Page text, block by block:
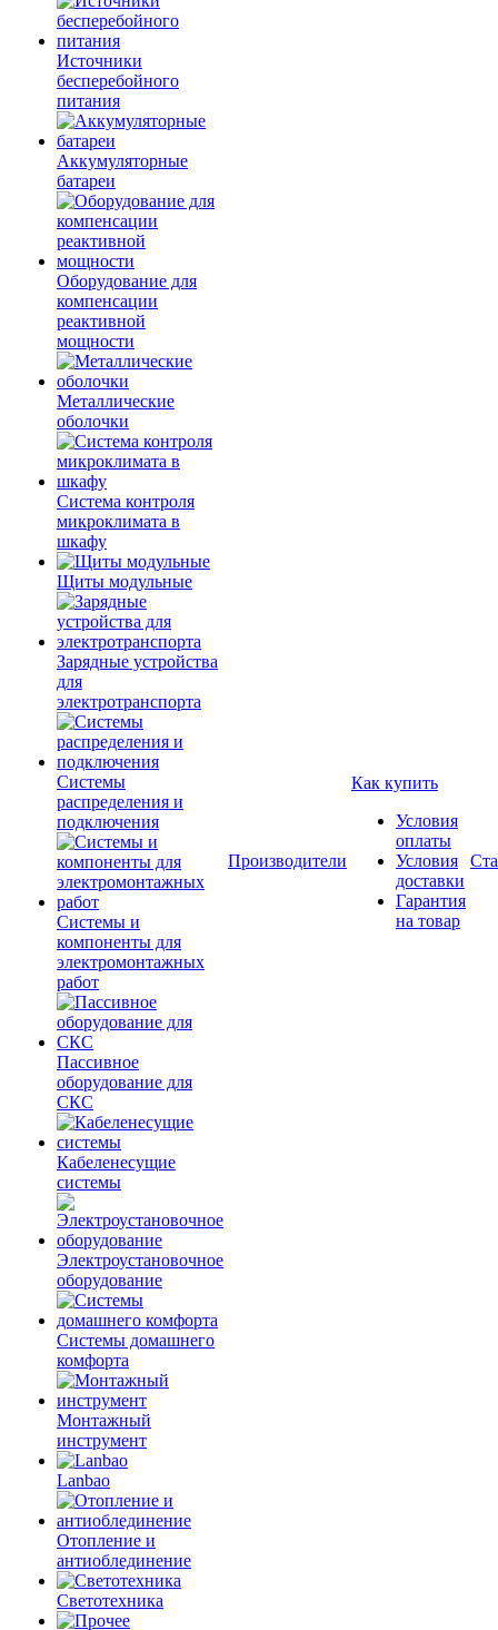
Источники
бесперебойного
питания
Аккумуляторные
батареи
Оборудование для
компенсации
реактивной
мощности
Металлические
оболочки
Система контроля
микроклимата в
шкафу
Щиты модульные
Зарядные устройства
для
электротранспорта
Системы
распределения и
подключения
Системы и
компоненты для
электромонтажных
работ
Пассивное
оборудование для
СКС
Кабеленесущие
системы
Электроустановочное
оборудование
Системы домашнего
комфорта
Монтажный
инструмент
Lanbao
Отопление и
антиоблединение
Светотехника
Производители
Как купить
Условия
оплаты
Условия
доставки
Гарантия
на товар